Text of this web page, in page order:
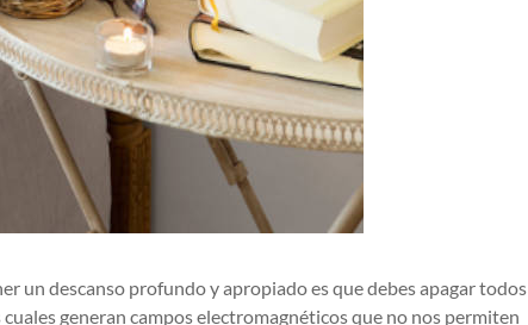
un descanso profundo y apropiado es que debes apagar todos
generan campos electromagnéticos que no nos permiten